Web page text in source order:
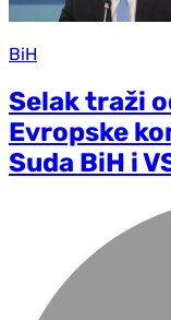
BiH
Selak traži
Evropske
Suda BiH i